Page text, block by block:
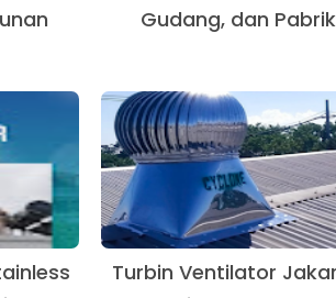
Gudang, dan Pabrik
Turbin Ventilator